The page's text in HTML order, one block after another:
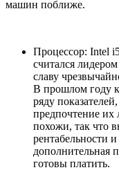
машин поближе.
Процессор: Intel
считался
славу
В прошлом году
ряду
предпочтение их
похожи, так что
рентабельности
дополнительная
готовы платить.